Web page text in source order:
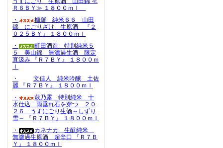
Ｒ６ＢＹ≫ １８００ｍｌ
・
櫛羅 純米６６ 山田
錦 にごりざけ 生原酒 『２
０２５ＢＹ』 １８００ｍｌ
・
町田酒造 特別純米５
５ 美山錦 無濾過生酒 限定
直汲み 『Ｒ７ＢＹ』 １８００ｍ
ｌ
・
文佳人 純米吟醸 土佐
麗 『Ｒ７ＢＹ』 １８００ｍｌ
・
萩乃露 特別純米 十
水仕込 雨垂れ石を穿つ ２０
２６ うすにごり生酒～しずり
雪～ 『Ｒ７ＢＹ』 １８００ｍｌ
・
カネナカ 生酛純米
無濾過生原酒 超辛口 『Ｒ７Ｂ
Ｙ』 １８００ｍｌ